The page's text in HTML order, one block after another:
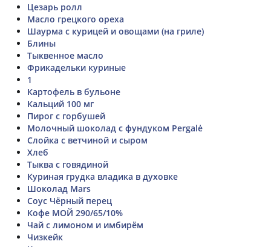
Цезарь ролл
Масло грецкого ореха
Шаурма с курицей и овощами (на гриле)
Блины
Тыквенное масло
Фрикадельки куриные
1
Картофель в бульоне
Кальций 100 мг
Пирог с горбушей
Молочный шоколад с фундуком Pergalė
Слойка с ветчиной и сыром
Хлеб
Тыква с говядиной
Куриная грудка владика в духовке
Шоколад Mars
Соус Чёрный перец
Кофе МОЙ 290/65/10%
Чай с лимоном и имбирём
Чизкейк